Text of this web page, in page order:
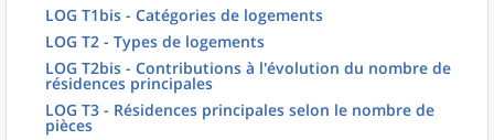
LOG T1bis - Catégories de logements
LOG T2 - Types de logements
LOG T2bis - Contributions à l'évolution du nombre de
résidences principales
LOG T3 - Résidences principales selon le nombre de
pièces